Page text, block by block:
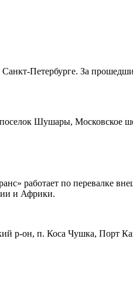
Петербурге. За
Шушары, Московское
работает по перевалке
и Африки.
р-он, п. Коса Чушка, Порт